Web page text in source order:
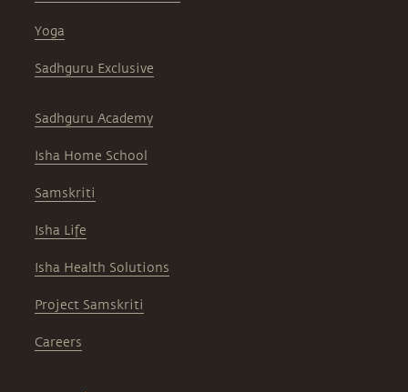
Yoga
Sadhguru Exclusive
Sadhguru Academy
Isha Home School
Samskriti
Isha Life
Isha Health Solutions
Project Samskriti
Careers